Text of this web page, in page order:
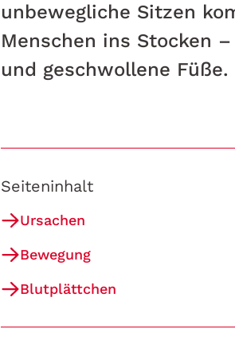
unbewegliche Sitzen
Menschen ins Stocken
und geschwollene Füße.
Seiteninhalt
Ursachen
Bewegung
Blutplättchen